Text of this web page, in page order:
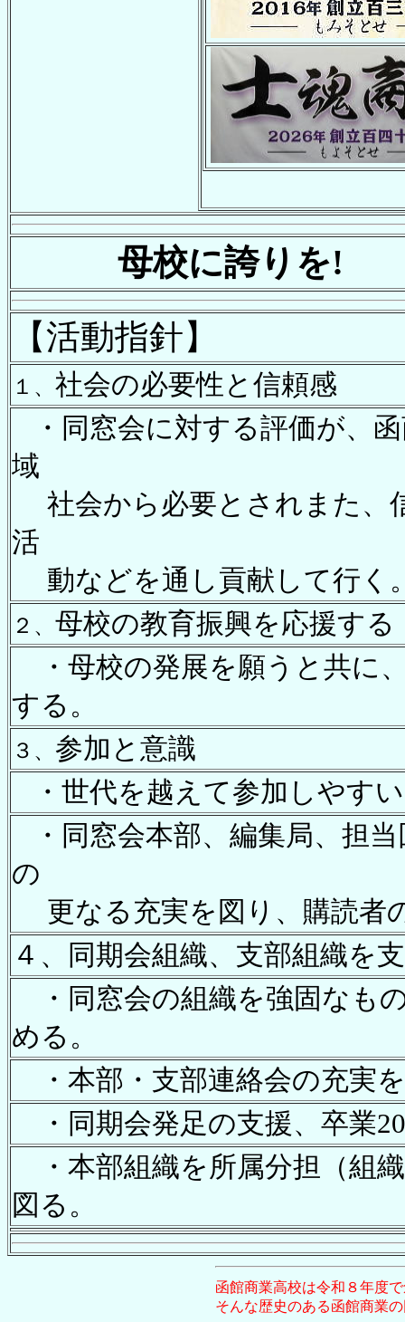
母校に誇りを!
【活動指針】
１、 社会の必要性と信頼感
・同窓会に対する評価が、
域
社会から必要とされまた、
活
動などを通し貢献して行く
２、 母校の教育振興を応援する
・母校の発展を願うと共に
する。
３、 参加と意識
・世代を越えて参加しやす
・同窓会本部、編集局、担
の
更なる充実を図り、購読者
４、同期会組織、支部組織を
・同窓会の組織を強固なも
める。
・本部・支部連絡会の充実
・同期会発足の支援、卒業
・本部組織を所属分担（組
図る。
函館商業高校は令和８年度
そんな歴史のある函館商